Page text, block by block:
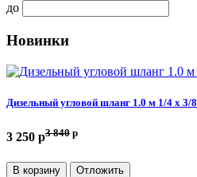
до
Новинки
Дизельный угловой шланг 1.0 м 1/4 х 3/8
3 250 p3 840 p
В корзину Отложить